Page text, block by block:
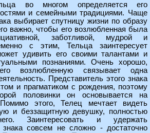
во многом определяется его
и семейными традициями. Чаще
выбирает спутницу жизни по образу
важно, чтобы его возлюбленная была
заботливой, мудрой и
с этим, Тельца заинтересует
удивить его своими талантами и
познаниями. Очень хорошо,
возлюбленную связывает одна
Представитель этого знака
и прагматиком с рождения, поэтому
половинки он основывается на
этого, Телец мечтает видеть
и беззащитную девушку, полностью
Заинтересовать и удержать
знака совсем не сложно - достаточно